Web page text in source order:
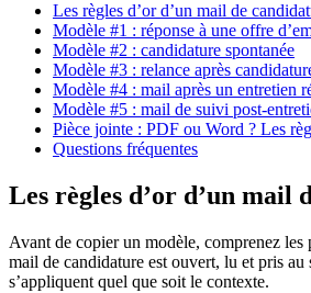
Les règles d’or d’un mail de
Modèle #1 : réponse à une offre
Modèle #2 : candidature spontanée
Modèle #3 : relance après
Modèle #4 : mail après un entretien
Modèle #5 : mail de suivi post-
Pièce jointe : PDF ou Word ? Les
Questions fréquentes
Les règles d’or d’un mail
Avant de copier un modèle, comprenez les
mail de candidature est ouvert, lu et pris au
s’appliquent quel que soit le contexte.